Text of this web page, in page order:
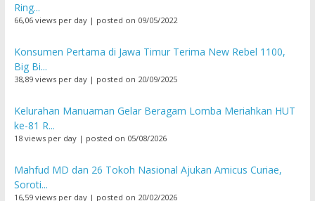
Ring...
66,06 views per day| posted on 09/05/2022
Konsumen Pertama di Jawa Timur Terima New Rebel 1100,
Big Bi...
38,89 views per day| posted on 20/09/2025
Kelurahan Manuaman Gelar Beragam Lomba Meriahkan HUT
ke-81 R...
18 views per day| posted on 05/08/2026
Mahfud MD dan 26 Tokoh Nasional Ajukan Amicus Curiae,
Soroti...
16,59 views per day| posted on 20/02/2026